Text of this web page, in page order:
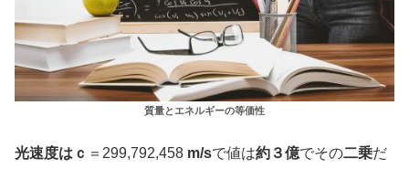
質量とエネルギーの等価性
光速度はｃ ＝299,792,458 m/sで値は約３億でその二乗だ